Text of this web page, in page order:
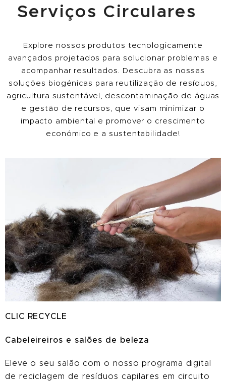
Serviços Circulares
Explore nossos produtos tecnologicamente
avançados projetados para solucionar problemas e
acompanhar resultados. Descubra as nossas
soluções biogénicas para reutilização de resíduos,
agricultura sustentável, descontaminação de águas
e gestão de recursos, que visam minimizar o
impacto ambiental e promover o crescimento
económico e a sustentabilidade!
CLIC RECYCLE
Cabeleireiros e salões de beleza
Eleve o seu salão com o nosso programa digital
de reciclagem de resíduos capilares em circuito